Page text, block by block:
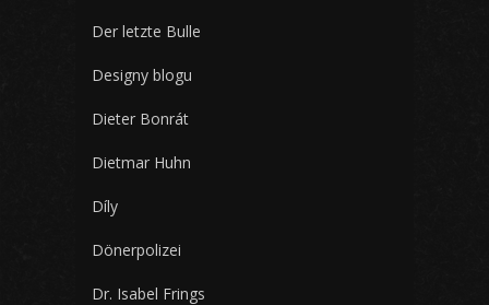
Der letzte Bulle
Designy blogu
Dieter Bonrát
Dietmar Huhn
Díly
Dönerpolizei
Dr. Isabel Frings